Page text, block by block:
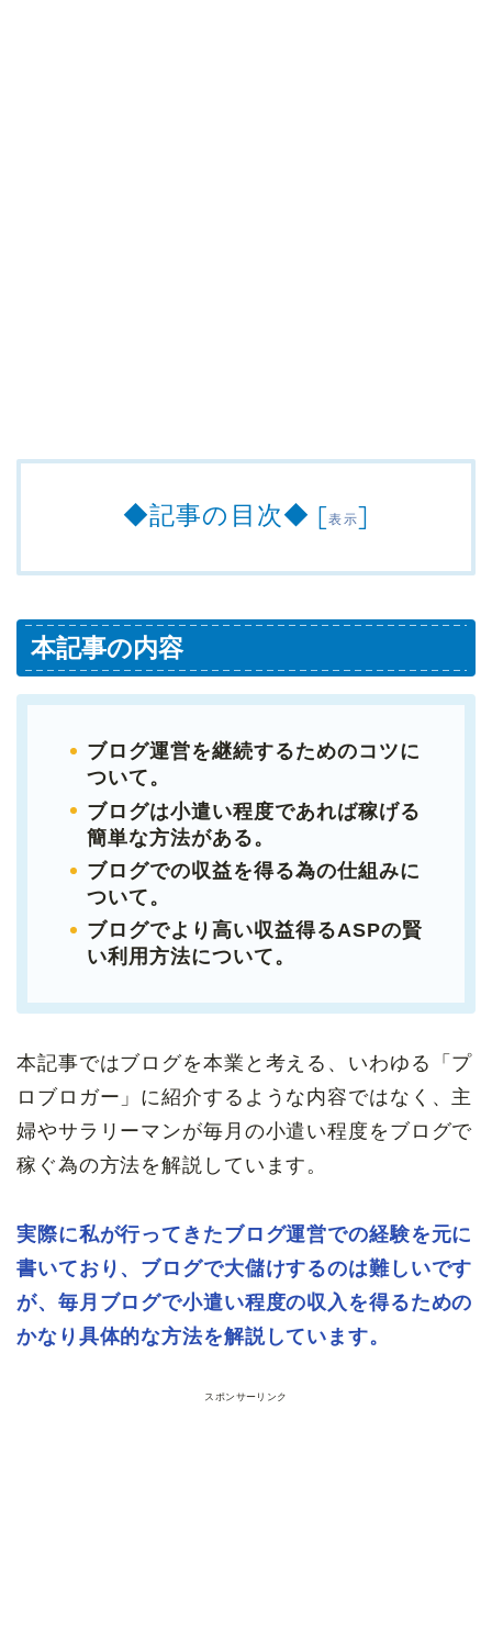
◆記事の目次◆ [表示]
本記事の内容
ブログ運営を継続するためのコツに
ついて。
ブログは小遣い程度であれば稼げる
簡単な方法がある。
ブログでの収益を得る為の仕組みに
ついて。
ブログでより高い収益得るASPの賢
い利用方法について。
本記事ではブログを本業と考える、いわゆる「プ
ロブロガー」に紹介するような内容ではなく、主
婦やサラリーマンが毎月の小遣い程度をブログで
稼ぐ為の方法を解説しています。
実際に私が行ってきたブログ運営での経験を元に
書いており、ブログで大儲けするのは難しいです
が、毎月ブログで小遣い程度の収入を得るための
かなり具体的な方法を解説しています。
スポンサーリンク